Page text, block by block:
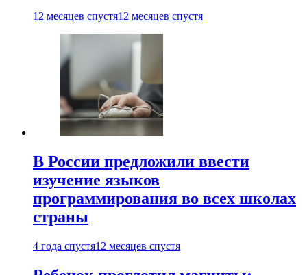
12 месяцев спустя12 месяцев спустя
В России предложили ввести
изучение языков
программирования во всех школах
страны
4 года спустя12 месяцев спустя